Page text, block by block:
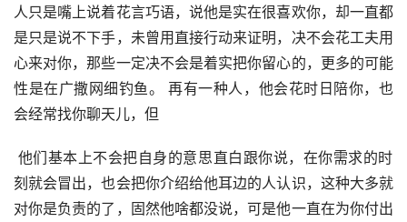
人只是嘴上说着花言巧语，说他是实在很喜欢你，却一直都
是只是说不下手，未曾用直接行动来证明，决不会花工夫用
心来对你，那些一定决不会是着实把你留心的，更多的可能
性是在广撒网细钓鱼。 再有一种人，他会花时日陪你，也
会经常找你聊天儿，但
刻就会冒出，也会把你介绍给他耳边的人认识，这种大多就
对你是负责的了，固然他啥都没说，可是他一直在为你付出